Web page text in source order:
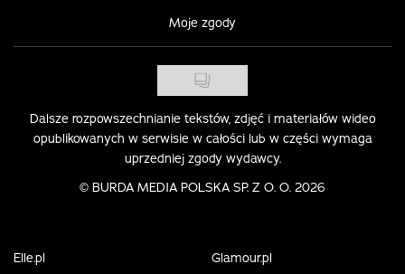
Moje zgody
Dalsze rozpowszechnianie tekstów, zdjęć i materiałów wideo
opublikowanych w serwisie w całości lub w części wymaga
uprzedniej zgody wydawcy.
© BURDA MEDIA POLSKA SP. Z O. O. 2026
Elle.pl
Glamour.pl